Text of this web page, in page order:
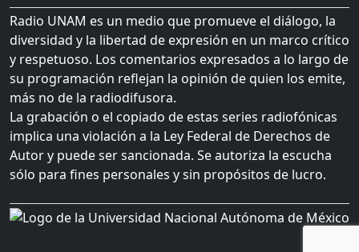
Radio UNAM es un medio que promueve el diálogo, la
diversidad y la libertad de expresión en un marco crítico
y respetuoso. Los comentarios expresados a lo largo de
su programación reflejan la opinión de quien los emite,
más no de la radiodifusora.
La grabación o el copiado de estas series radiofónicas
implica una violación a la Ley Federal de Derechos de
Autor y puede ser sancionada. Se autoriza la escucha
sólo para fines personales y sin propósitos de lucro.